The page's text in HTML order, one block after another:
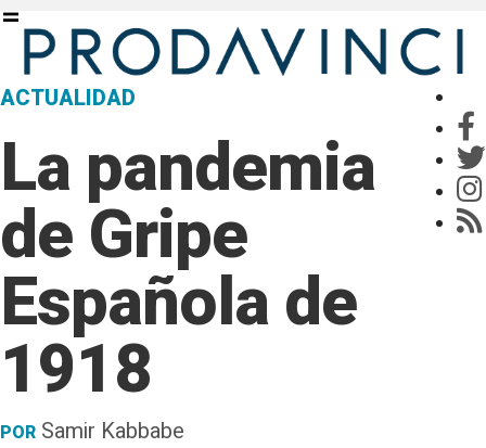
ACTUALIDAD
La pandemia
de Gripe
Española de
1918
POR Samir Kabbabe